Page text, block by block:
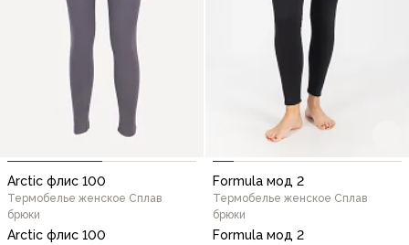
Arctic флис 100
Термобелье женское Сплав
брюки
Arctic флис 100
Formula мод 2
Термобелье женское Сплав
брюки
Formula мод 2